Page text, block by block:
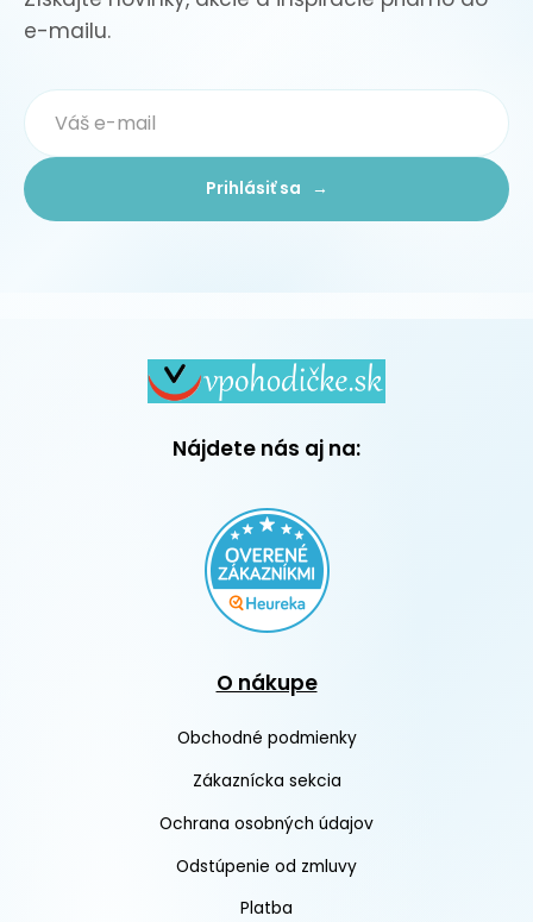
e-mailu.
Prihlásiť sa →
Nájdete nás aj na:
O nákupe
Obchodné podmienky
Zákaznícka sekcia
Ochrana osobných údajov
Odstúpenie od zmluvy
Platba